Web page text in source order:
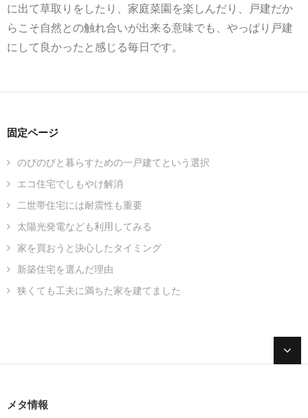
に出て草取りをしたり、家庭菜園を楽しんだり、戸建だか
らこそ自然との触れ合いが出来る意味でも、やっぱり戸建
にして良かったと感じる毎日です。
固定ページ
のびのびと暮らすための一戸建てという選択
エコ住宅でしもやけ解消
二世帯住宅には耐震性も重要
太陽光発電なども利用してみる
家を買おうと決心したタイミング
新築住宅を選んだ理由
狭くても工夫に満ちた家を建てました
メタ情報